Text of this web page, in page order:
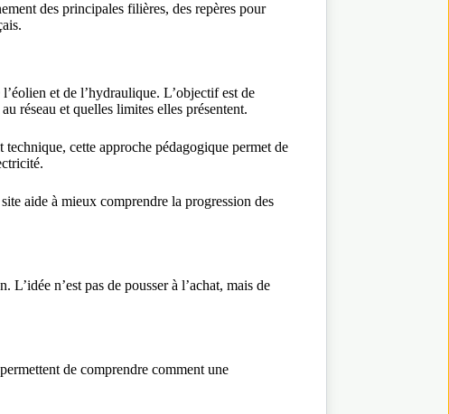
des principales filières, des repères pour
et de l’hydraulique. L’objectif est de
réseau et quelles limites elles présentent.
technique, cette approche pédagogique permet de
aide à mieux comprendre la progression des
n’est pas de pousser à l’achat, mais de
de comprendre comment une